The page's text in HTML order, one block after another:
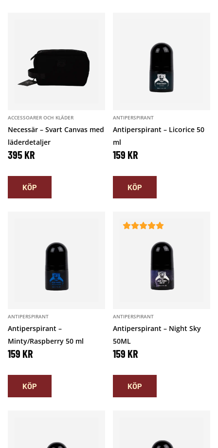
ACCESSOARER OCH KLÄDER
Necessär – Svart Canvas med
läderdetaljer
395KR
KÖP
ANTIPERSPIRANT
Antiperspirant – Licorice 50
ml
159 KR
KÖP
ANTIPERSPIRANT
Antiperspirant –
Minty/Raspberry 50 ml
159 KR
KÖP
ANTIPERSPIRANT
Antiperspirant – Night Sky
50ML
159 KR
KÖP